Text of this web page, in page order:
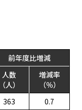
前年度比増減
人数
（人）
増減率
（％）
363
0.7